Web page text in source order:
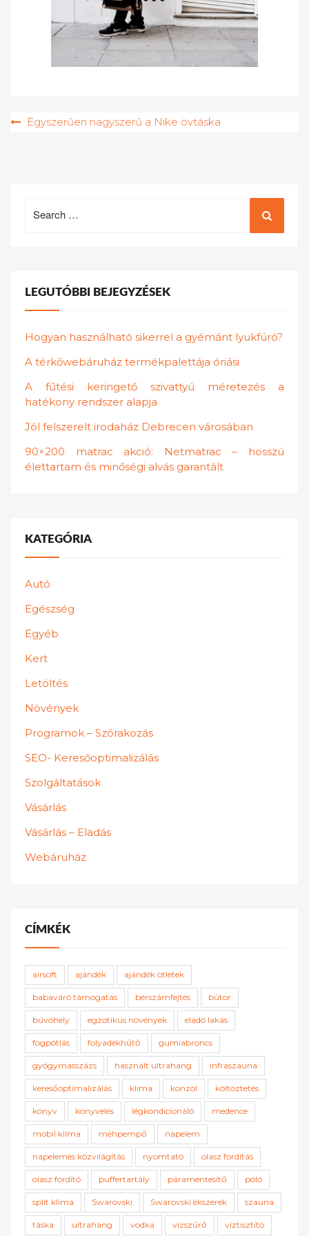
Bejegyzés
Egyszerűen nagyszerű a Nike övtáska
for:
LEGUTÓBBI BEJEGYZÉSEK
Hogyan használható sikerrel a gyémánt lyukfúró?
A térkőwebáruház termékpalettája óriási
A fűtési keringető szivattyú méretezés a
hatékony rendszer alapja
Jól felszerelt irodaház Debrecen városában
90×200 matrac akció: Netmatrac – hosszú
élettartam és minőségi alvás garantált
KATEGÓRIA
Autó
Egészség
Egyéb
Kert
Letöltés
Növények
Programok – Szórakozás
SEO- Keresőoptimalizálás
Szolgáltatások
Vásárlás
Vásárlás – Eladás
Webáruház
CÍMKÉK
airsoft ajándék ajándék ötletek
babaváró támogatás bérszámfejtés bútor
búvóhely egzotikus növények eladó lakás
fogpótlás folyadékhűtő gumiabroncs
gyógymasszázs használt ultrahang infraszauna
keresőoptimalizálás klíma konzol költöztetés
könyv könyvelés légkondicionáló medence
mobil klíma méhpempő napelem
napelemes közvilágítás nyomtató olasz fordítás
olasz fordító puffertartály páramentesítő póló
split klíma Swarovski Swarovski ékszerek szauna
táska ultrahang vodka vízszűrő víztisztító